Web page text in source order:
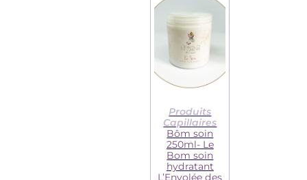
Produits
Capillaires
Bôm soin
250ml- Le
Bom soin
hydratant
L’Envolée des